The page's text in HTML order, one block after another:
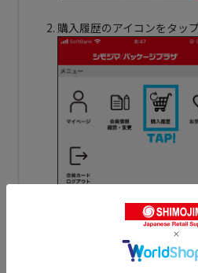
購入履歴のアイコンをタップ